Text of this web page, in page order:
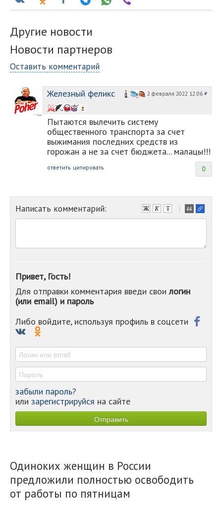
Другие новости
Новости партнеров
Оставить комментарий
Железный феликс 2 февраля 2022 12:06 #
Пытаются вылечить систему
общественного транспорта за счет
выжимания последних средств из
горожан а не за счет бюджета... малацы!!!
0
ответить цитировать
Написать комментарий:
-
-
-
-
-
Привет, Гость!
Для отправки комментария введи своилогин
(или email) и пароль
Либо войдите, используя профиль в соцсети
забыли пароль?
или зарегистрируйся на сайте
Одиноких женщин в России
предложили полностью освободить
от работы по пятницам